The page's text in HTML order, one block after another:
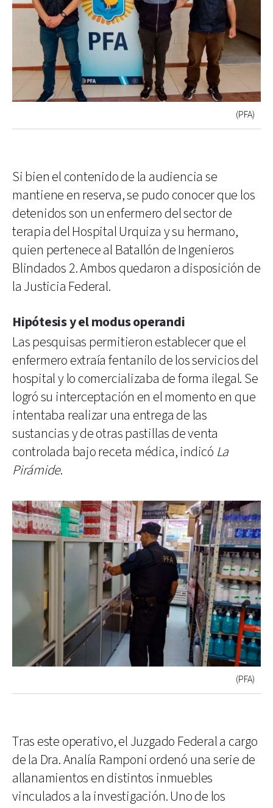
(PFA)
Si bien el contenido de la audiencia se
mantiene en reserva, se pudo conocer que los
detenidos son un enfermero del sector de
terapia del Hospital Urquiza y su hermano,
quien pertenece al Batallón de Ingenieros
Blindados 2. Ambos quedaron a disposición de
la Justicia Federal.
Hipótesis y el modus operandi
Las pesquisas permitieron establecer que el
enfermero extraía fentanilo de los servicios del
hospital y lo comercializaba de forma ilegal. Se
logró su interceptación en el momento en que
intentaba realizar una entrega de las
sustancias y de otras pastillas de venta
controlada bajo receta médica, indicó La
Pirámide.
(PFA)
Tras este operativo, el Juzgado Federal a cargo
de la Dra. Analía Ramponi ordenó una serie de
allanamientos en distintos inmuebles
vinculados a la investigación. Uno de los